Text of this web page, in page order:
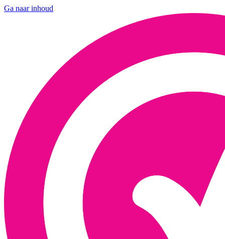
Ga naar inhoud